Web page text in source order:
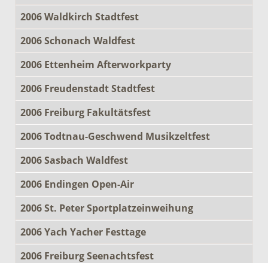
2006 Waldkirch Stadtfest
2006 Schonach Waldfest
2006 Ettenheim Afterworkparty
2006 Freudenstadt Stadtfest
2006 Freiburg Fakultätsfest
2006 Todtnau-Geschwend Musikzeltfest
2006 Sasbach Waldfest
2006 Endingen Open-Air
2006 St. Peter Sportplatzeinweihung
2006 Yach Yacher Festtage
2006 Freiburg Seenachtsfest